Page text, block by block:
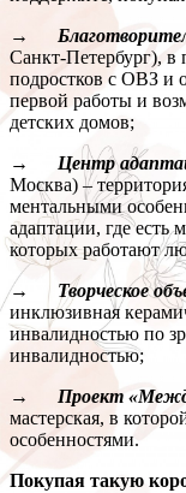
→
Санкт-Петербург), в
подростков с ОВЗ и
первой работы и
детских домов;
→ Центр
Москва) –
ментальными
адаптации, где есть
которых работают
→ Творческое
инклюзивная
инвалидностью по
инвалидностью;
→ Проект
мастерская, в
особенностями.
Покупая такую